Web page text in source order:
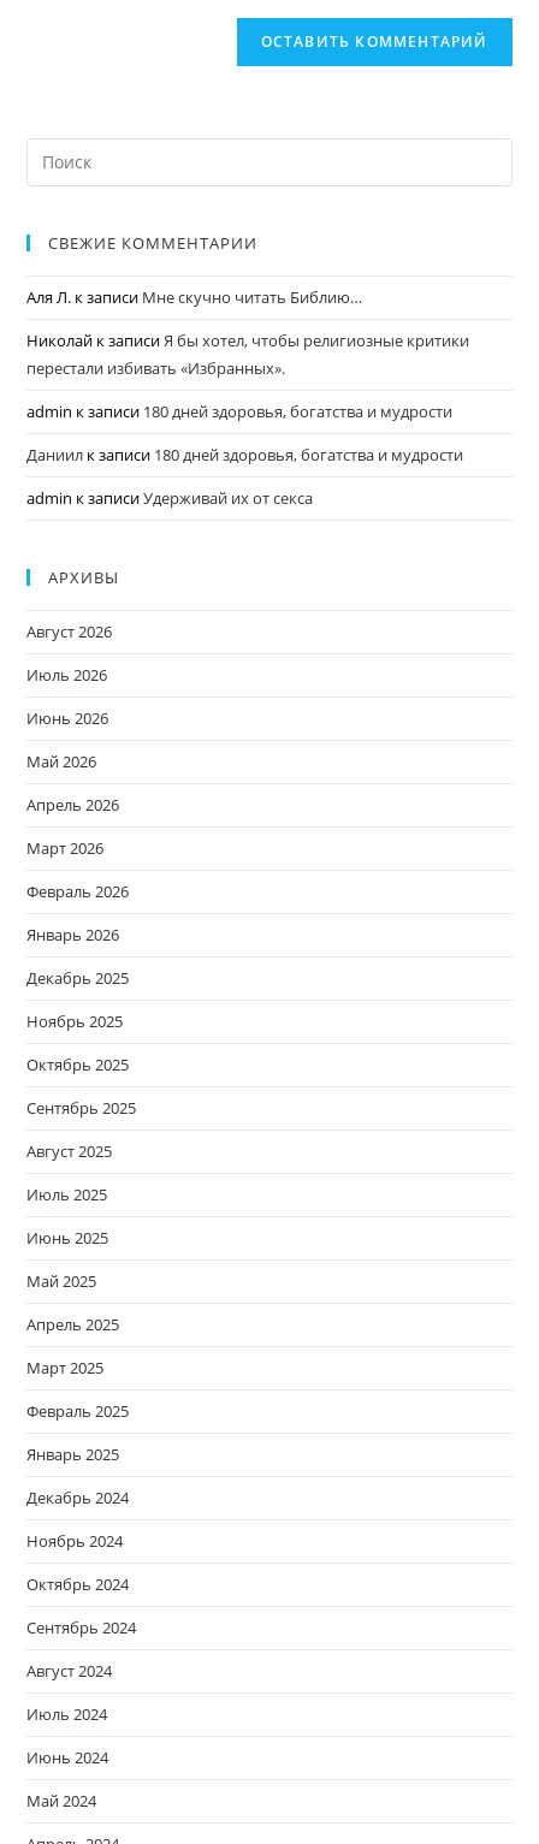
СВЕЖИЕ КОММЕНТАРИИ
Аля Л. к записи Мне скучно читать Библию…
Николай к записиЯ бы хотел, чтобы религиозные критики
перестали избивать «Избранных».
admin к записи 180 дней здоровья, богатства и мудрости
Даниил к записи 180 дней здоровья, богатства и мудрости
admin к записиУдерживай их от секса
АРХИВЫ
Август 2026
Июль 2026
Июнь 2026
Май 2026
Апрель 2026
Март 2026
Февраль 2026
Январь 2026
Декабрь 2025
Ноябрь 2025
Октябрь 2025
Сентябрь 2025
Август 2025
Июль 2025
Июнь 2025
Май 2025
Апрель 2025
Март 2025
Февраль 2025
Январь 2025
Декабрь 2024
Ноябрь 2024
Октябрь 2024
Сентябрь 2024
Август 2024
Июль 2024
Июнь 2024
Май 2024